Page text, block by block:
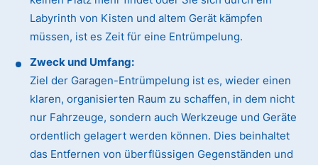
Labyrinth von Kisten und altem Gerät kämpfen
müssen, ist es Zeit für eine Entrümpelung.
Zweck und Umfang:
Ziel der Garagen-Entrümpelung ist es, wieder einen
klaren, organisierten Raum zu schaffen, in dem nicht
nur Fahrzeuge, sondern auch Werkzeuge und Geräte
ordentlich gelagert werden können. Dies beinhaltet
das Entfernen von überflüssigen Gegenständen und